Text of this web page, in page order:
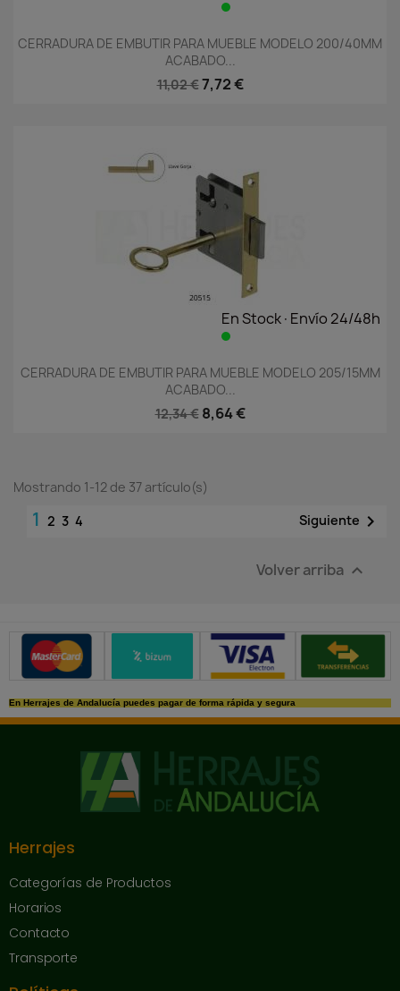
CERRADURA DE EMBUTIR PARA MUEBLE MODELO 200/40MM
ACABADO...
11,02 €7,72 €
En Stock·Envío 24/48h
CERRADURA DE EMBUTIR PARA MUEBLE MODELO 205/15MM
ACABADO...
12,34 € 8,64 €
Mostrando 1-12 de 37 artículo(s)
1 2 3 4 Siguiente 
Volver arriba 
Métodos de pago seguros
En Herrajes de Andalucía puedes pagar de forma rápida y segura
Herrajes
Categorías de Productos
Horarios
Contacto
Transporte